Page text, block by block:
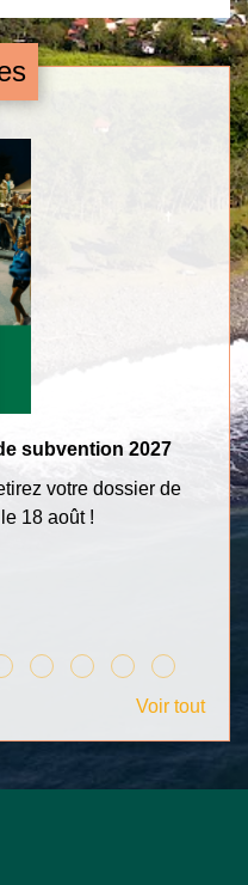
subvention 2027
votre dossier de
18 août !
Voir tout